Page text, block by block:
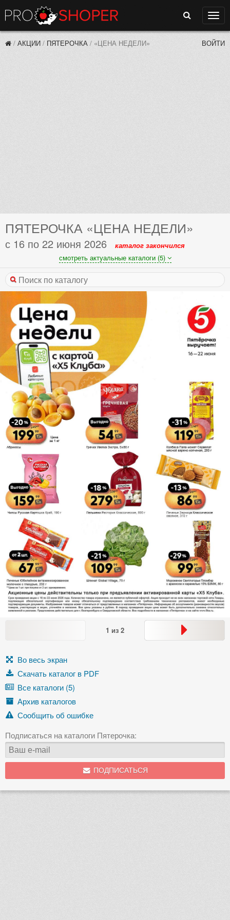
Поиск
/ АКЦИИ / ПЯТЕРОЧКА / «ЦЕНА НЕДЕЛИ» ВОЙТИ
ПЯТЕРОЧКА «ЦЕНА НЕДЕЛИ»
с 16 по 22 июня 2026
каталог закончился
смотреть актуальные каталоги (5)
1 из 2
Во весь экран
Скачать каталог в PDF
Все каталоги (5)
Архив каталогов
Сообщить об ошибке
Подписаться на каталоги Пятерочка:
ПОДПИСАТЬСЯ